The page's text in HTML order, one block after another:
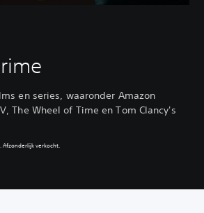
en series, waaronder Amazon
The Wheel of Time en Tom Clancy's
Afzonderlijk verkocht.